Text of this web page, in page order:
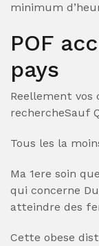
minimum
POF
pays
Reellement vos
rechercheSauf
Tous les la
Ma 1ere soin
qui concerne
atteindre des
Cette obese